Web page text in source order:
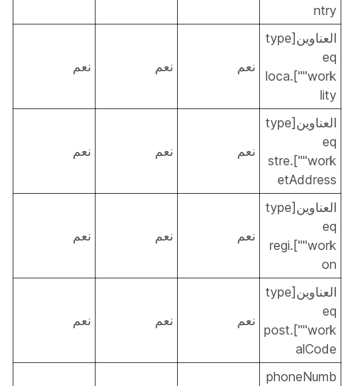
ntry
العناوين[type
eq
"work"].loca
lity
نعم نعم نعم
العناوين[type
eq
"work"].stre
etAddress
نعم نعم نعم
العناوين[type
eq
"work"].regi
on
نعم نعم نعم
العناوين[type
eq
"work"].post
alCode
نعم نعم نعم
phoneNumb